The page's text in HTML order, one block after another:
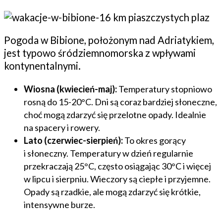
Pogoda w Bibione, położonym nad Adriatykiem,
jest typowo śródziemnomorska z wpływami
kontynentalnymi.
Wiosna (kwiecień-maj):Temperatury stopniowo
rosną do 15-20°C. Dni są coraz bardziej słoneczne,
choć mogą zdarzyć się przelotne opady. Idealnie
na spacery i rowery.
Lato (czerwiec-sierpień):To okres gorący
i słoneczny. Temperatury w dzień regularnie
przekraczają 25°C, często osiągając 30°C i więcej
w lipcu i sierpniu. Wieczory są ciepłe i przyjemne.
Opady są rzadkie, ale mogą zdarzyć się krótkie,
intensywne burze.